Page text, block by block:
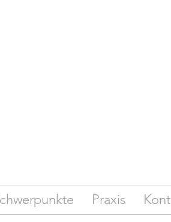
Praxis